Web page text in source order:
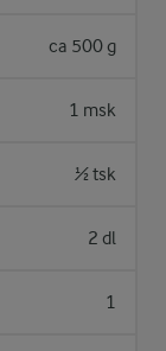
ca 500 g
1 msk
½ tsk
2 dl
1